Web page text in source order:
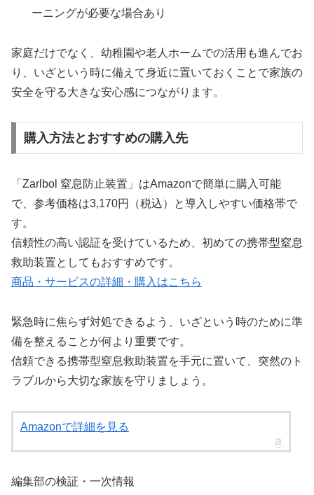
ーニングが必要な場合あり
家庭だけでなく、幼稚園や老人ホームでの活用も進んでお
り、いざという時に備えて身近に置いておくことで家族の
安全を守る大きな安心感につながります。
購入方法とおすすめの購入先
「Zarlbol 窒息防止装置」はAmazonで簡単に購入可能
で、参考価格は3,170円（税込）と導入しやすい価格帯で
す。
信頼性の高い認証を受けているため、初めての携帯型窒息
救助装置としてもおすすめです。
商品・サービスの詳細・購入はこちら
緊急時に焦らず対処できるよう、いざという時のために準
備を整えることが何より重要です。
信頼できる携帯型窒息救助装置を手元に置いて、突然のト
ラブルから大切な家族を守りましょう。
Amazonで詳細を見る
編集部の検証・一次情報